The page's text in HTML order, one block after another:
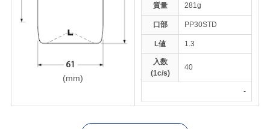
(mm)
質量 281g
口部 PP30STD
L値 1.3
入数
(1c/s)
40
-